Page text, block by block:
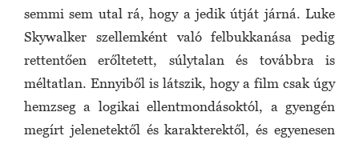
semmi sem utal rá, hogy a jedik útját járná. Luke
Skywalker szellemként való felbukkanása pedig
rettentően erőltetett, súlytalan és továbbra is
méltatlan. Ennyiből is látszik, hogy a film csak úgy
hemzseg a logikai ellentmondásoktól, a gyengén
megírt jelenetektől és karakterektől, és egyenesen